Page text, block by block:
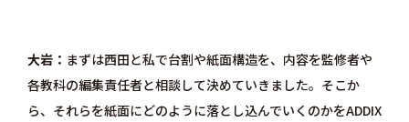
大岩
まずは西田と私で台割や紙面構造を、内容を監修者や
各教科の編集責任者と相談して決めていきました。そこか
ら、それらを紙面にどのように落とし込んでいくのかをADDIX